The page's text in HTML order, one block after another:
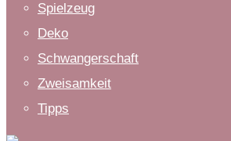
Spielzeug
Deko
Schwangerschaft
Zweisamkeit
Tipps